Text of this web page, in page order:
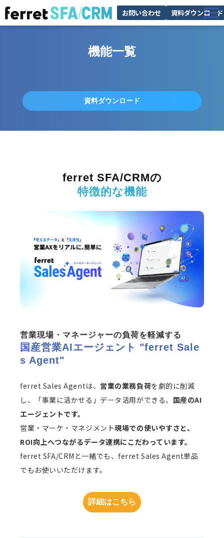
お問い合わせ 資料ダウンロード
料金
お役立ち情報
機能一覧
資料ダウンロード
ferret SFA/CRMの
特徴的な機能
営業現場・マネージャーの負荷を軽減する
国産営業AIエージェント "ferret Sale
s Agent"
ferret Sales Agentは、 営業の業務負荷を劇的に削減
し、「事業に活かせる」データ活用ができる、 国産のAI
エージェントです。
営業・マーケ・マネジメント現場での使いやすさと、
ROI向上へつながるデータ連携にこだわっています。
ferret SFA/CRMと一緒でも、ferret Sales Agent単品
でもお使いいただけます。
詳細はこちら